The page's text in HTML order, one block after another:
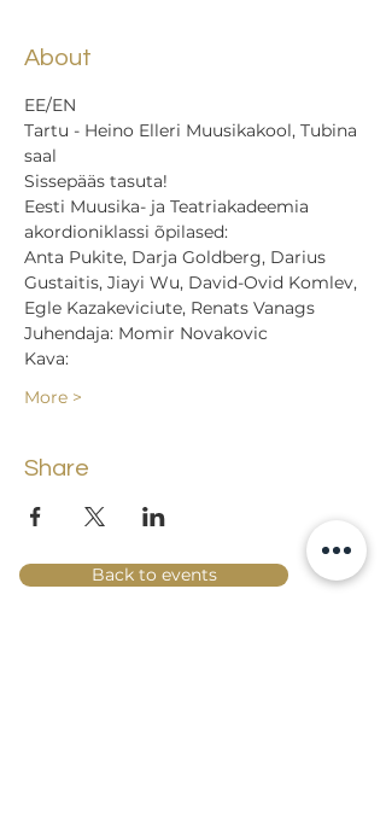
About
EE/EN
Tartu - Heino Elleri Muusikakool, Tubina
saal
Sissepääs tasuta!
Eesti Muusika- ja Teatriakadeemia
akordioniklassi õpilased:
Anta Pukite, Darja Goldberg, Darius
Gustaitis, Jiayi Wu, David-Ovid Komlev,
Egle Kazakeviciute, Renats Vanags
Juhendaja: Momir Novakovic
Kava:
More >
Share
Back to events